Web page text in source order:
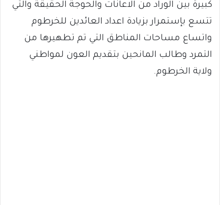
كبيرة بين الوراد من الاعانات والحوجة الحقيقة والتي
تتسع بإستمرار بزيادة اعداد العائدين للخرطوم
واتساع مساحات المناطق التي تم تطهيرها من
التمرد وطالب المانحين بتقديم العون لمواطني
ولاية الخرطوم.